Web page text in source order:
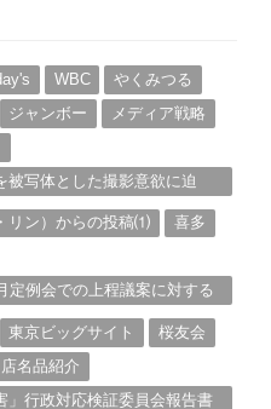
WBC
やくみつる
ジャンボー
メディア戦略
被写体とした撮影意欲に迫
リン）からの投稿⑴
喜多
定例会での上程議案に対する
東京ビッグサイト
桜友会
名品紹介
」行政対応検証委員会報告書